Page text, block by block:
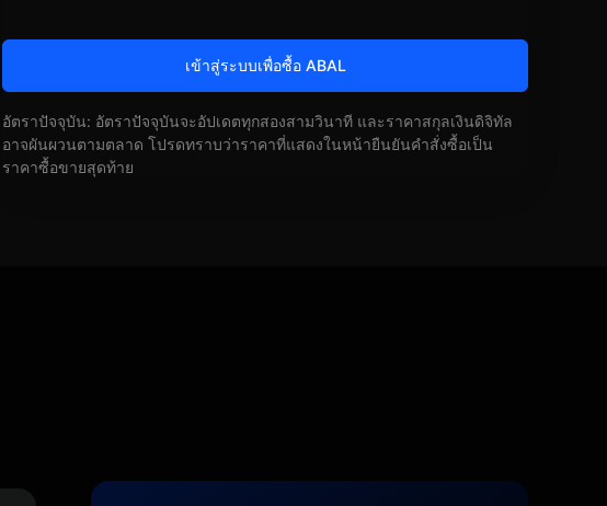
เข้าสู่ระบบเพื่อซื้อ ABAL
อัตราปัจจุบัน: อัตราปัจจุบันจะอัปเดตทุกสองสามวินาที และราคาสกุลเงินดิจิทัล
อาจผันผวนตามตลาด โปรดทราบว่าราคาที่แสดงในหน้ายืนยันคำสั่งซื้อเป็น
ราคาซื้อขายสุดท้าย